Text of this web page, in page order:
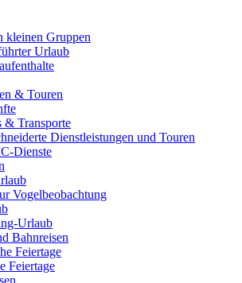
kleinen Gruppen
Urlaub
& Touren
& Transporte
Dienstleistungen und Touren
Dienste
Vogelbeobachtung
Urlaub
Bahnreisen
Feiertage
Feiertage